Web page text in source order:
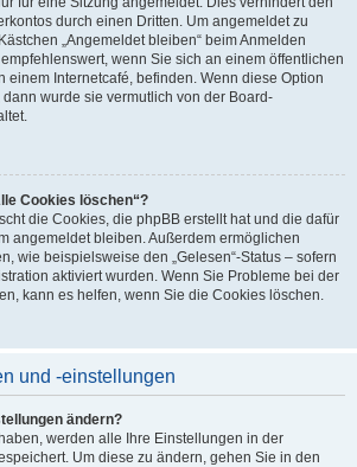
durch einen Dritten. Um angemeldet zu
„Angemeldet bleiben“ beim Anmelden
wenn Sie sich an einem öffentlichen
einem Internetcafé, befinden. Wenn diese Option
wurde sie vermutlich von der Board-
Cookies löschen“?
die Cookies, die phpBB erstellt hat und die dafür
angemeldet bleiben. Außerdem ermöglichen
wie beispielsweise den „Gelesen“-Status – sofern
aktiviert wurden. Wenn Sie Probleme bei der
kann es helfen, wenn Sie die Cookies löschen.
und -einstellungen
ändern?
werden alle Ihre Einstellungen in der
Um diese zu ändern, gehen Sie in den